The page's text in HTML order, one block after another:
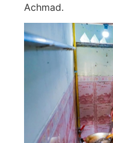
Achmad.